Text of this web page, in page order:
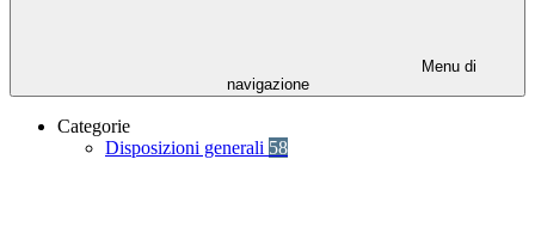
Menu di
navigazione
Categorie
Disposizioni generali 58